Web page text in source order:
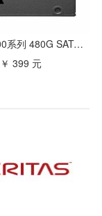
金士顿 A400系列 480G SATA3 SSD固态硬盘
￥ 399 元